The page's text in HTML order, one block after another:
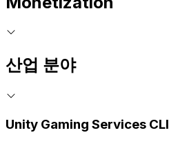
산업 분야
Unity Gaming Services CLI